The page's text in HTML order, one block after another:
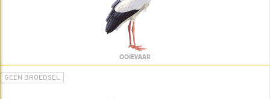
OOIEVAAR
GEEN BROEDSEL